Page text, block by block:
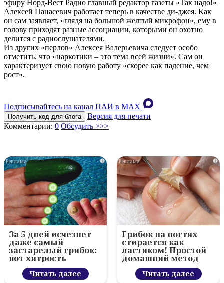
эфиру Норд-Вест Радио главный редактор газеты «Так надо!»
Алексей Панасевич работает теперь в качестве ди-джея. Как
он сам заявляет, «глядя на большой желтый микрофон», ему в
голову приходят разные ассоциации, которыми он охотно
делится с радиослушателями.
Из других «перлов» Алексея Валерьевича следует особо
отметить, что «наркотики – это тема всей жизни». Сам он
характеризует свою новую работу «скорее как падение, чем
рост».
Подписывайтесь на канал ПАИ в MAХ
Получить код для блога
Версия для печати
Комментарии: 0 Обсудить >>>
i
За 5 дней исчезнет
даже самый
застарелый грибок:
вот хитрость
Читать далее
i
Грибок на ногтях
стирается как
ластиком! Простой
домашний метод
Читать далее